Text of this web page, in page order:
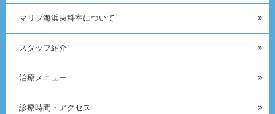
マリブ海浜歯科室について
スタッフ紹介
治療メニュー
診療時間・アクセス